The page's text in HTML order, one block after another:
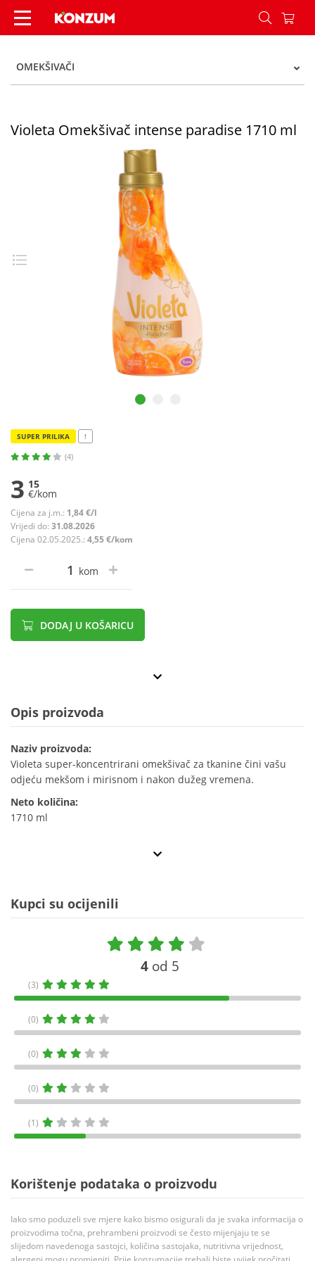
Violeta Omekšivač intense paradise 1710 ml -
OMEKŠIVAČI
Violeta Omekšivač intense paradise 1710 ml
SUPER PRILIKA !
(4)
3 15
€/kom
Cijena za j.m.: 1,84 €/l
Vrijedi do: 31.08.2026
Cijena 02.05.2025.: 4,55 €/kom
kom
DODAJ U KOŠARICU
Opis proizvoda
Naziv proizvoda:
Violeta super-koncentrirani omekšivač za tkanine čini vašu
odjeću mekšom i mirisnom i nakon dužeg vremena.
Neto količina:
1710 ml
Kupci su ocijenili
4 od 5
(3)
(0)
(0)
(0)
(1)
Korištenje podataka o proizvodu
Iako smo poduzeli sve mjere kako bismo osigurali da je svaka informacija o
proizvodima točna, prehrambeni proizvodi se često mijenjaju te se
slijedom navedenoga sastojci, količina sastojaka, nutritivna vrijednost,